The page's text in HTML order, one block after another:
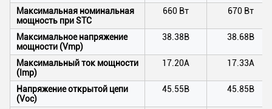
Максимальная номинальная
мощность при STC
660 Вт 670 Вт
Максимальное напряжение
мощности (Vmp)
38.38В 38.68В
Максимальный ток мощности
(Imp)
17.20А 17.33А
Напряжение открытой цепи
(Voc)
45.55В 45.85В